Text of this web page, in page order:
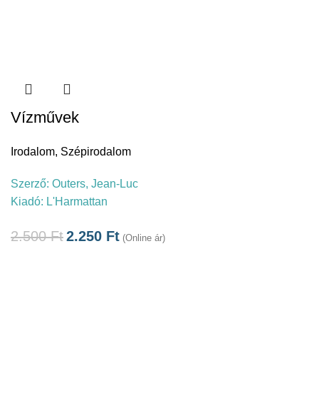
Vízművek
Irodalom, Szépirodalom
Szerző: Outers, Jean-Luc
Kiadó: L'Harmattan
2.500Ft2.250 Ft (Online ár)